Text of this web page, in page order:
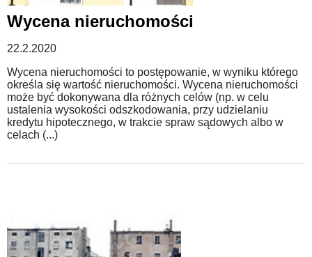
Wycena nieruchomości
22.2.2020
Wycena nieruchomości to postępowanie, w wyniku którego
określa się wartość nieruchomości. Wycena nieruchomości
może być dokonywana dla różnych celów (np. w celu
ustalenia wysokości odszkodowania, przy udzielaniu
kredytu hipotecznego, w trakcie spraw sądowych albo w
celach (...)